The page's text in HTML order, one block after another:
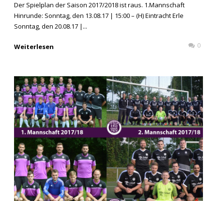
Der Spielplan der Saison 2017/2018 ist raus. 1.Mannschaft
Hinrunde: Sonntag, den 13.08.17 | 15:00 – (H) Eintracht Erle
Sonntag, den 20.08.17 |...
Weiterlesen 0